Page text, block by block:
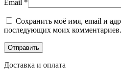
Email *
Сохранить моё имя, email и
последующих моих комментариев.
Доставка и оплата